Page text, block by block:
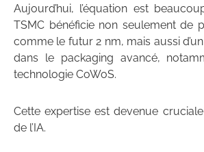
Aujourd’hui, l’équation est
TSMC bénéficie non seulement de
comme le futur 2 nm, mais aussi
dans le packaging avancé,
technologie CoWoS.
Cette expertise est devenue
de l’IA.